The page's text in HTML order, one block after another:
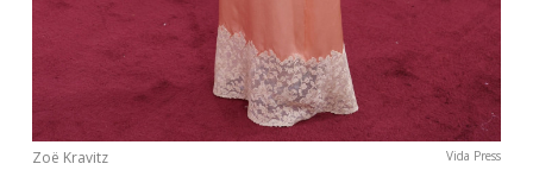
Zoë Kravitz Vida Press